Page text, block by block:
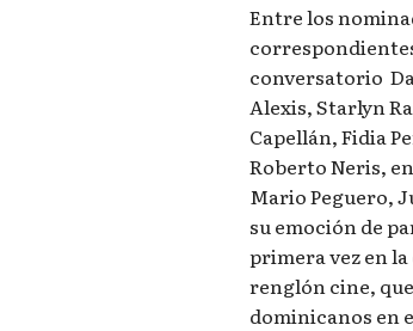
Entre los
conversatorio
Alexis, Starlyn
Capellán, Fidia
Roberto Neris,
Mario Peguero,
su emoción de
primera vez en
renglón cine,
dominicanos en